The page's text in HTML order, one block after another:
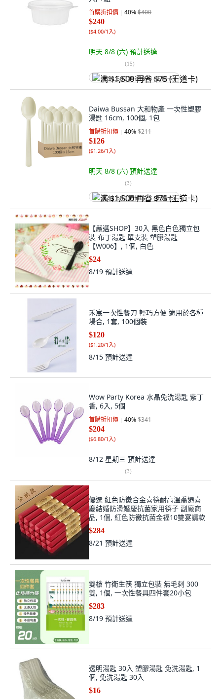
首購折扣價 40%$400
$240
($4.00/1入)
明天 8/8 (六) 預計送達
(15)
满 $1,500 再省 $75 (王道卡)
Daiwa Bussan 大和物產 一次性塑膠
湯匙 16cm, 100個, 1包
首購折扣價 40%$211
$126
($1.26/1入)
明天 8/8 (六) 預計送達
(3)
满 $1,500 再省 $75 (王道卡)
【嚴選SHOP】30入 黑色白色獨立包
裝 布丁湯匙 單支裝 塑膠湯匙
【W006】, 1個, 白色
$24
8/19 預計送達
禾宸一次性餐刀 輕巧方便 適用於各種
場合, 1套, 100個裝
$120
($1.20/1入)
8/15 預計送達
Wow Party Korea 水晶免洗湯匙 紫丁
香, 6入, 5個
首購折扣價 40%$341
$204
($6.80/1入)
8/12 星期三 預計送達
(3)
優選 紅色防黴合金喜筷耐高溫喬遷喜
慶結婚防滑婚慶抗菌家用筷子 副廠商
品, 1個, 紅色防黴抗菌金福10雙宴請款
$284
8/21 預計送達
雙槍 竹衛生筷 獨立包裝 無毛刺 300
雙, 1個, 一次性餐具四件套20小包
$283
8/19 預計送達
透明湯匙 30入 塑膠湯匙 免洗湯匙, 1
個, 免洗湯匙 30入
$16